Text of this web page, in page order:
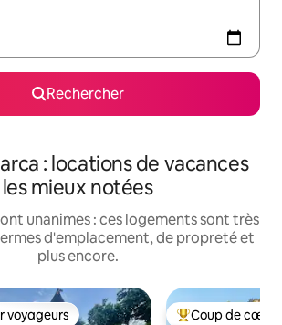
Rechercher
: locations de vacances
les mieux notées
unanimes : ces logements sont très
d'emplacement, de propreté et
plus encore.
voyageurs Coup de cœur